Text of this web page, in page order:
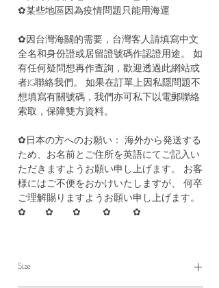
✿某些地區因為疫情問題只能用海運
✿因台灣海關的需要，台灣客人請填寫中文
全名和身份證或居留證號碼作認證用途。 如
有任何疑問想再作查詢，歡迎透過此網站或
者IG聯絡我們。 如果在訂單上因私隱問題不
想填寫有關號碼，我們亦可私下以電郵聯絡
索取，保障雙方資料。
✿日本の方へのお願い： 海外から発送する
ため、お名前とご住所を英語にてご記入い
ただきますようお願い申し上げます。 お客
様にはご不便をおかけいたしますが、 何卒
ご理解賜りますようお願い申し上げます。
✿ ✿ ✿ ✿ ✿
Size